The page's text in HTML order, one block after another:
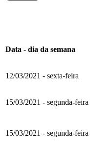
Data - dia da semana
12/03/2021 - sexta-feira
15/03/2021 - segunda-feira
15/03/2021 - segunda-feira